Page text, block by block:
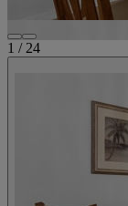
1 / 24